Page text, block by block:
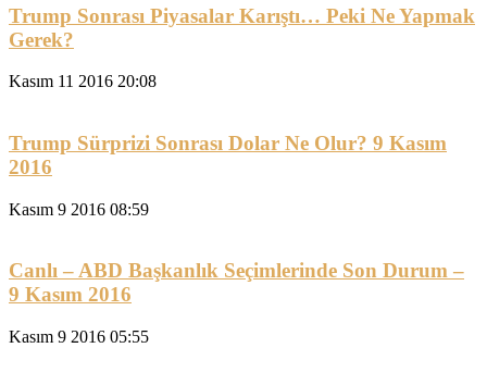
Trump Sonrası Piyasalar Karıştı… Peki Ne Yapmak
Gerek?
Kasım 11 2016 20:08
Trump Sürprizi Sonrası Dolar Ne Olur? 9 Kasım
2016
Kasım 9 2016 08:59
Canlı – ABD Başkanlık Seçimlerinde Son Durum –
9 Kasım 2016
Kasım 9 2016 05:55